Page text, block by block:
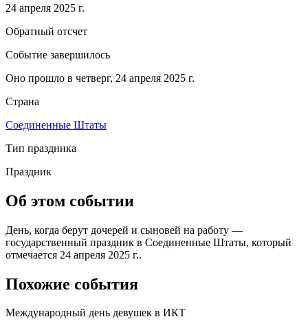
24 апреля 2025 г.
Обратный отсчет
Событие завершилось
Оно прошло в четверг, 24 апреля 2025 г.
Страна
Соединенные Штаты
Тип праздника
Праздник
Об этом событии
День, когда берут дочерей и сыновей на работу —
государственный праздник в Соединенные Штаты, который
отмечается 24 апреля 2025 г..
Похожие события
Международный день девушек в ИКТ